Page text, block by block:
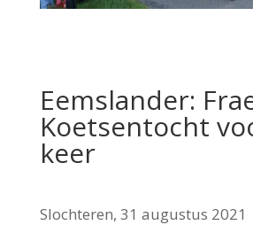
Eemslander:
Koetsentocht
keer
Slochteren, 31 augustus 2021